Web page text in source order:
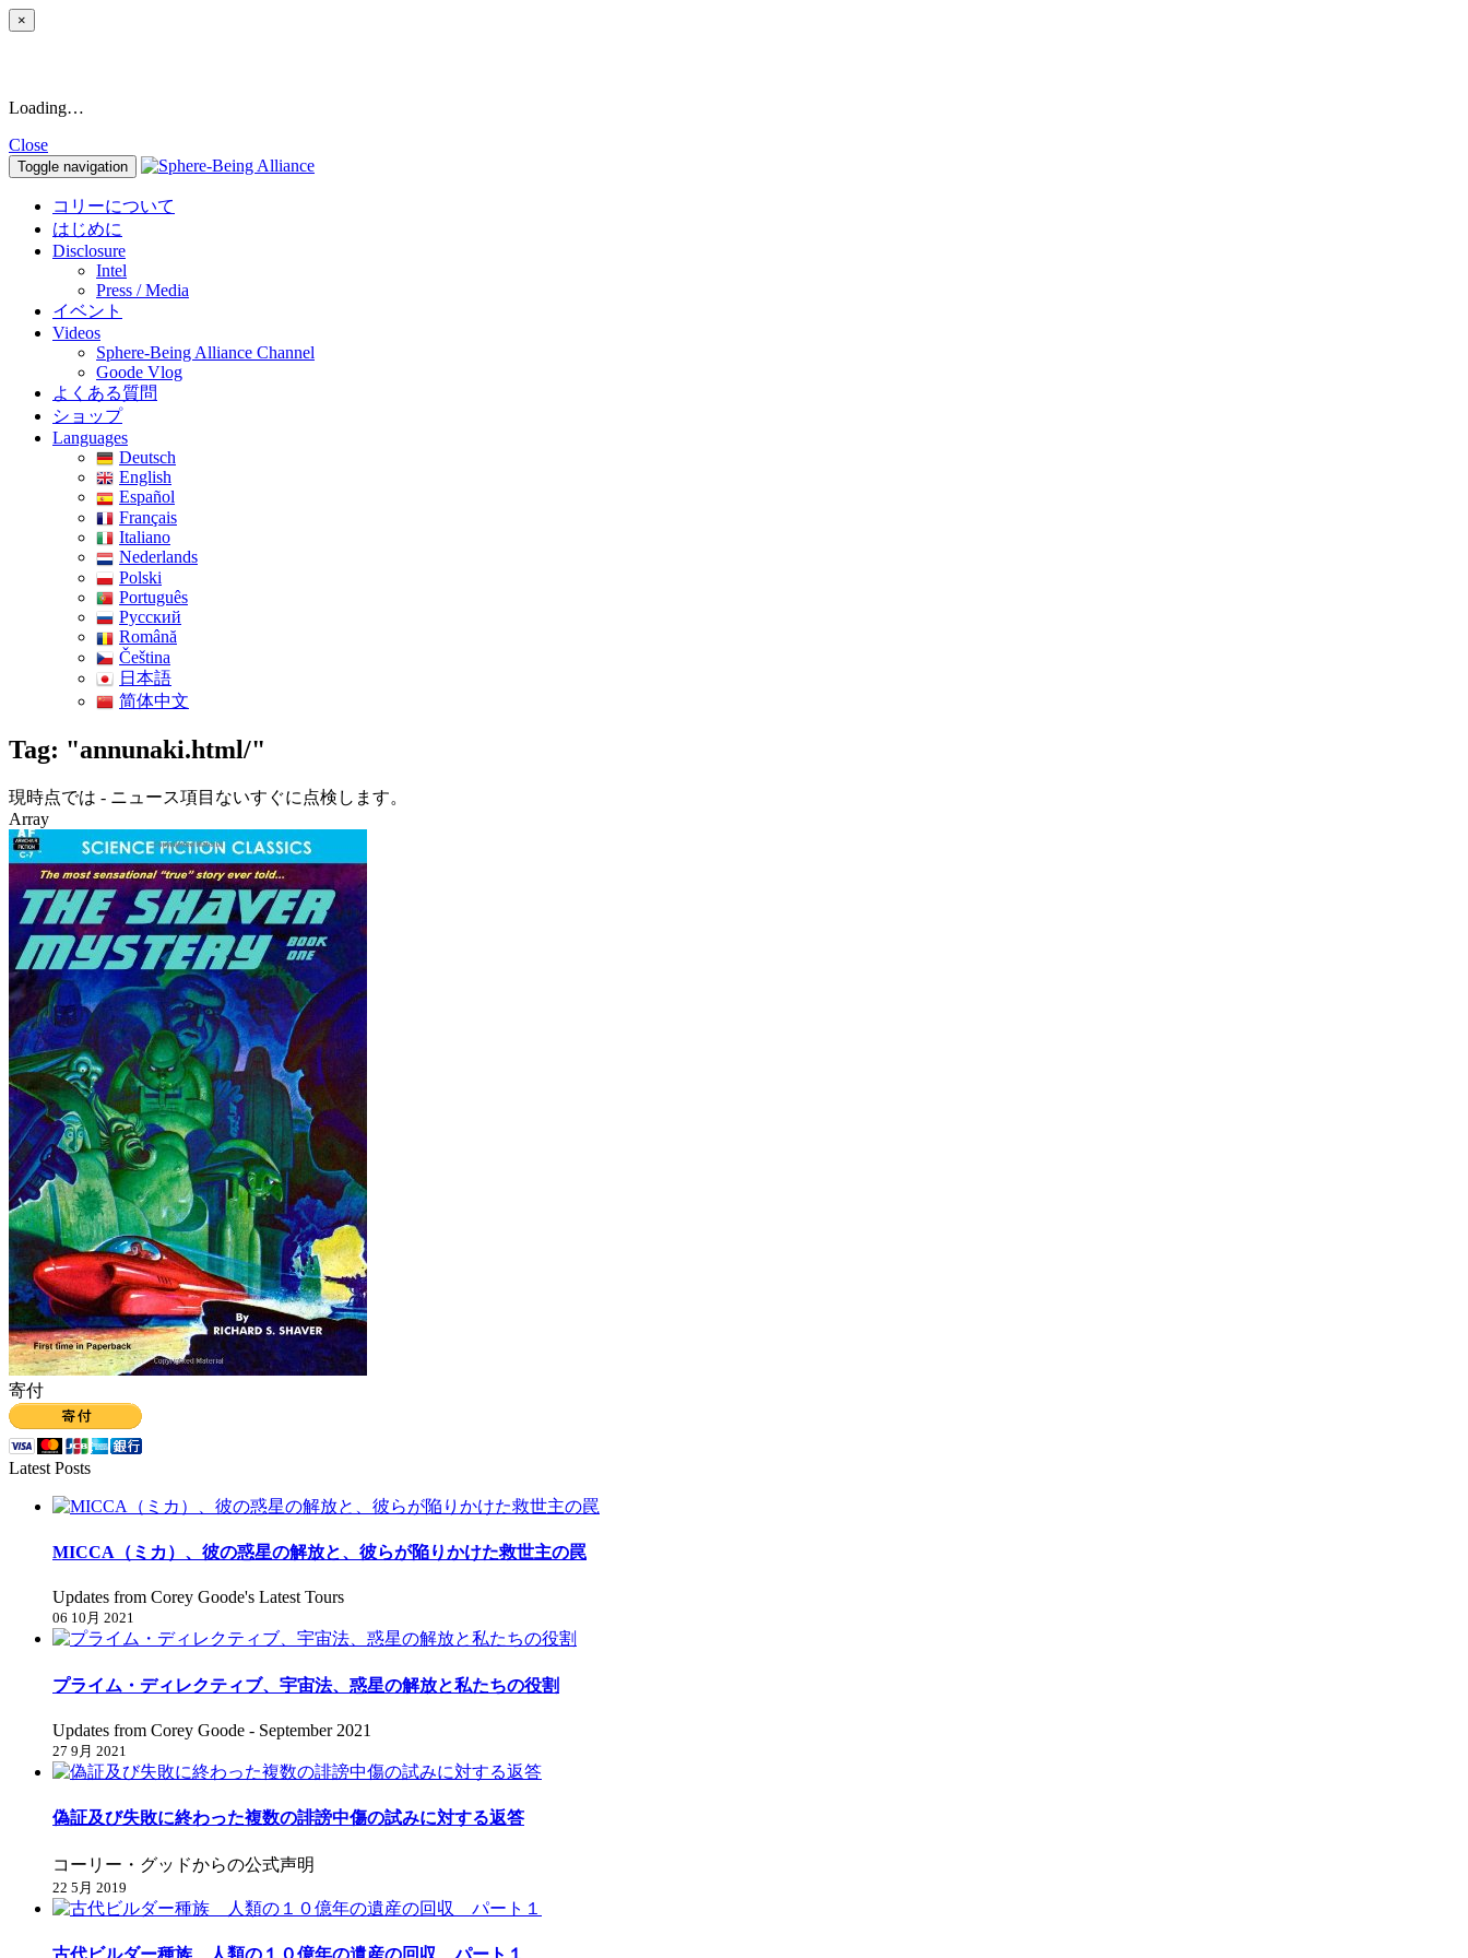
×
Loading…
Close
Toggle navigation
コリーについて
はじめに
Disclosure
Intel
Press / Media
イベント
Videos
Sphere-Being Alliance Channel
Goode Vlog
よくある質問
ショップ
Languages
Deutsch
English
Español
Français
Italiano
Nederlands
Polski
Português
Pусский
Română
Čeština
日本語
简体中文
Tag: "annunaki.html/"
現時点では - ニュース項目ないすぐに点検します。
Array
寄付
Latest Posts
MICCA（ミカ）、彼の惑星の解放と、彼らが陥りかけた救世主の罠
Updates from Corey Goode's Latest Tours
06 10月 2021
プライム・ディレクティブ、宇宙法、惑星の解放と私たちの役割
Updates from Corey Goode - September 2021
27 9月 2021
偽証及び失敗に終わった複数の誹謗中傷の試みに対する返答
コーリー・グッドからの公式声明
22 5月 2019
古代ビルダー種族 人類の１０億年の遺産の回収 パート１